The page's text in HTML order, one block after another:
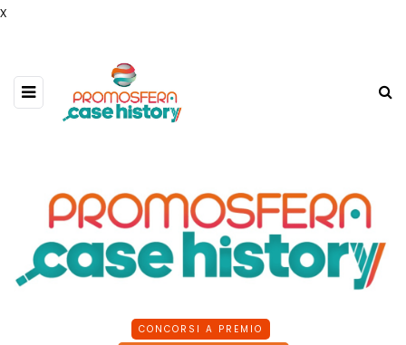
x
CONCORSI A PREMIO